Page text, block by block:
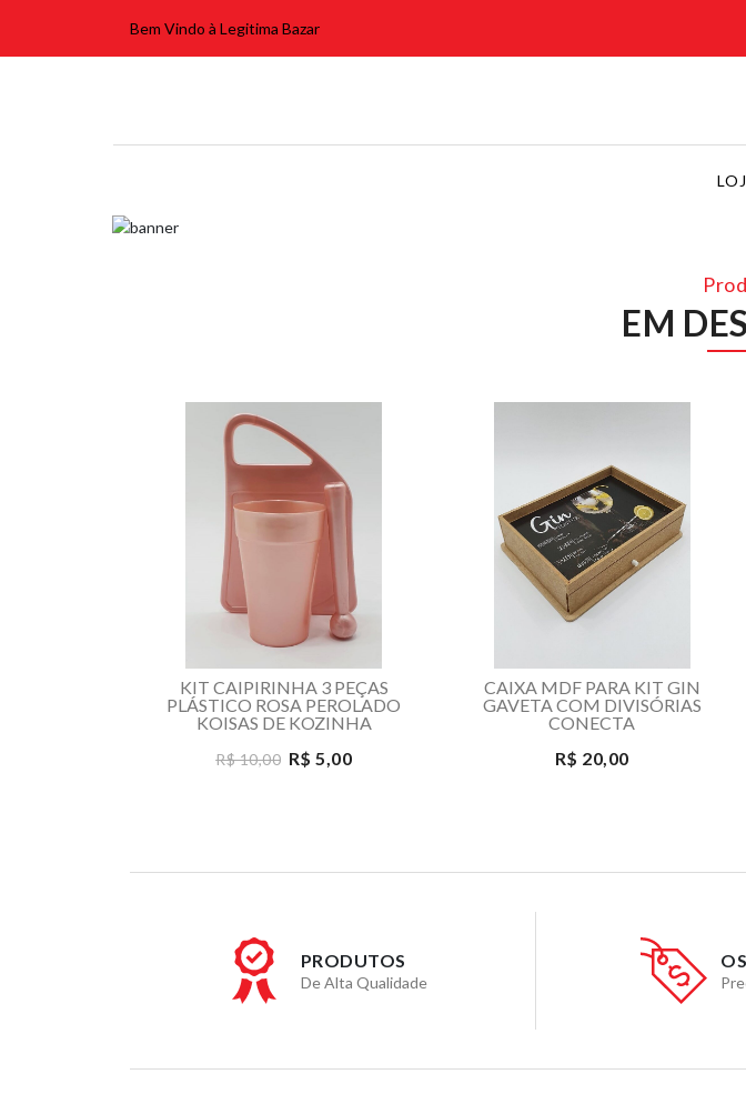
Bem Vindo à Legitima Bazar
EM
KIT CAIPIRINHA 3 PEÇAS
PLÁSTICO ROSA PEROLADO
KOISAS DE KOZINHA
R$ 10,00 R$ 5,00
CAIXA MDF PARA KIT GIN
GAVETA COM DIVISÓRIAS
CONECTA
R$ 20,00
PRODUTOS
De Alta Qualidade